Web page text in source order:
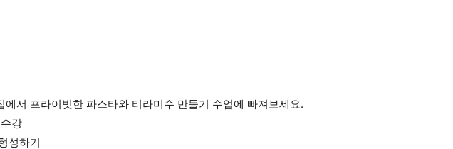
서 프라이빗한 파스타와 티라미수 만들기 수업에 빠져보세요.
강
성하기